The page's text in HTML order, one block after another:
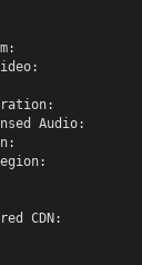
Video:
:
Audio:
Region:
CDN: